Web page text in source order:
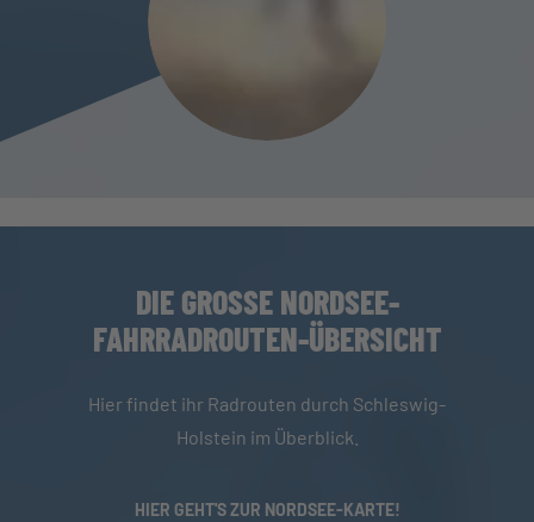
DIE GROSSE NORDSEE-F
AHRRADROUTEN-ÜBERSICHT
Hier findet ihr Radrouten durch Schleswig-
Holstein im Überblick.
HIER GEHT'S ZUR NORDSEE-KARTE!